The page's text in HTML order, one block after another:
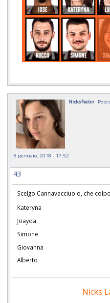
NicksFactor
8 gennaio, 2018 - 17:52
43
Scelgo Cannavacciuolo, che
Kateryna
Joayda
Simone
Giovanna
Alberto
Nicks